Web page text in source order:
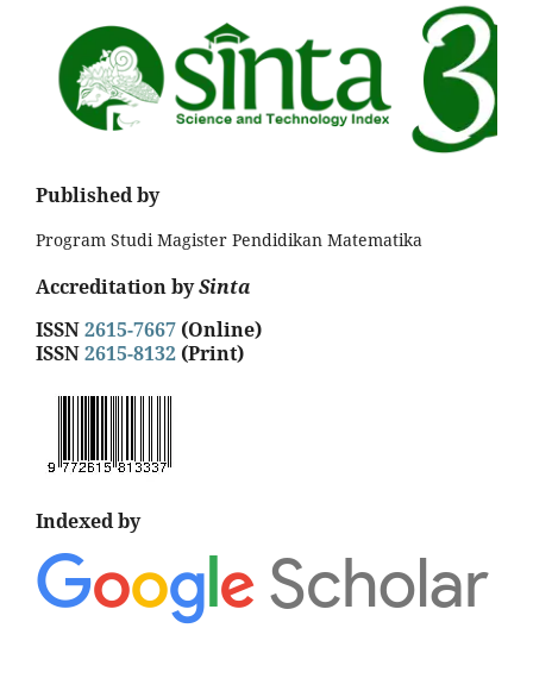
Published by
Program Studi Magister Pendidikan Matematika
Accreditation bySinta
ISSN2615-7667 (Online)
ISSN2615-8132 (Print)
Indexed by